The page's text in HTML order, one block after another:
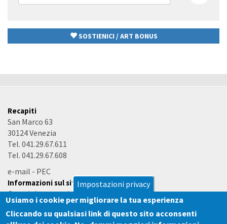
Impostazioni privacy
Usiamo i cookie per migliorare la tua esperienza
Cliccando su qualsiasi link di questo sito acconsenti
di
SOSTIENICI / ART BONUS
Recapiti
San Marco 63
30124 Venezia
Tel. 041.29.67.611
Tel. 041.29.67.608
e-mail - PEC
Informazioni sul sito
Copyright e termini d'uso
Accessibilità